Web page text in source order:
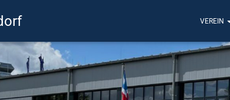
VEREIN